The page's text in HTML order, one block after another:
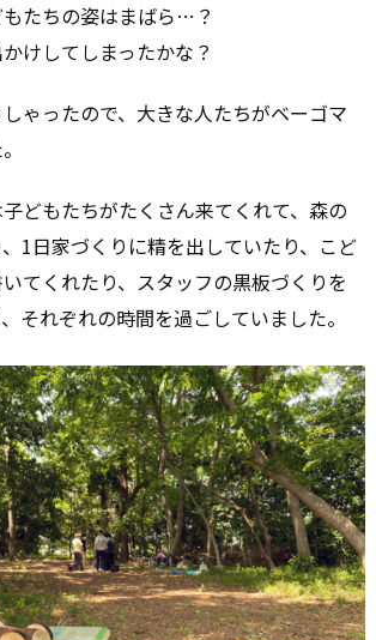
たちの姿はまばら…？
けしてしまったかな？
ゃったので、大きな人たちがベーゴマ
どもたちがたくさん来てくれて、森の
1日家づくりに精を出していたり、こど
てくれたり、スタッフの黒板づくりを
それぞれの時間を過ごしていました。